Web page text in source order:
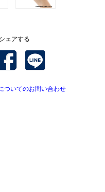
ェアする
ついてのお問い合わせ